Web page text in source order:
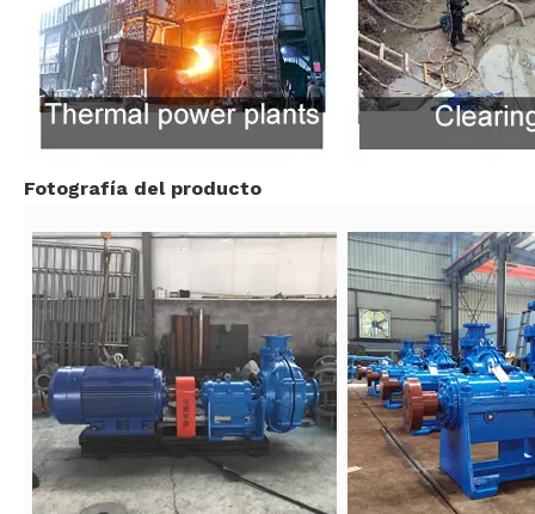
Fotografía del producto